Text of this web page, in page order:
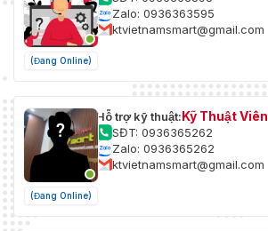
(Đang Online)
Zalo: 0936363595
ktvietnamsmart@gmail.com
(Đang Online)
Hỗ trợ kỹ thuật:Kỹ Thuật Viên
SĐT: 0936365262
Zalo: 0936365262
ktvietnamsmart@gmail.com